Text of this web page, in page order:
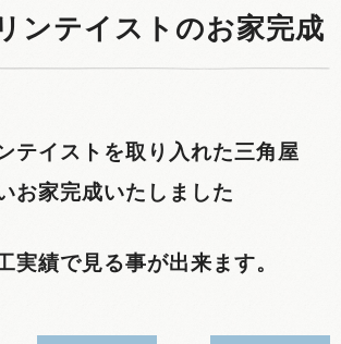
ンテイストのお家完成
テイストを取り入れた三角屋
お家完成いたしました
実績で見る事が出来ます。